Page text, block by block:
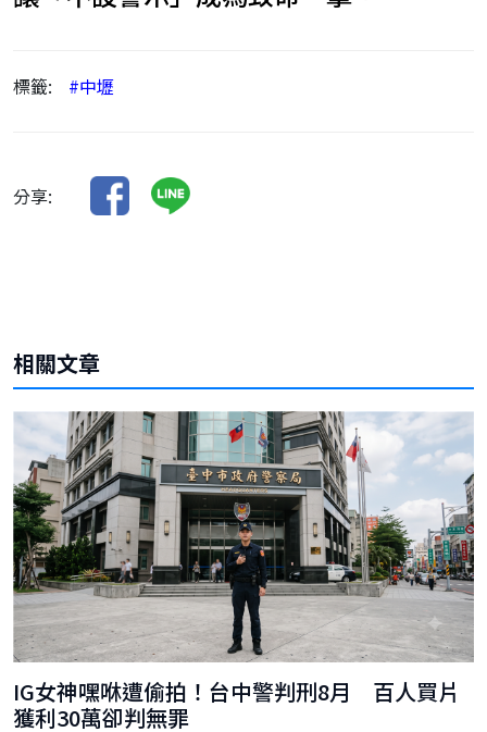
標籤: #中壢
分享:
相關文章
IG女神嘿咻遭偷拍！台中警判刑8月 百人買片
獲利30萬卻判無罪